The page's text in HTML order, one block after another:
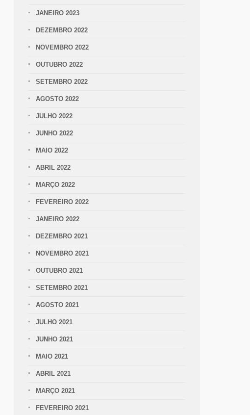
JANEIRO 2023
DEZEMBRO 2022
NOVEMBRO 2022
OUTUBRO 2022
SETEMBRO 2022
AGOSTO 2022
JULHO 2022
JUNHO 2022
MAIO 2022
ABRIL 2022
MARÇO 2022
FEVEREIRO 2022
JANEIRO 2022
DEZEMBRO 2021
NOVEMBRO 2021
OUTUBRO 2021
SETEMBRO 2021
AGOSTO 2021
JULHO 2021
JUNHO 2021
MAIO 2021
ABRIL 2021
MARÇO 2021
FEVEREIRO 2021